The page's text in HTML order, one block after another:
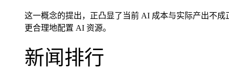
这一概念的提出，正凸显了当前 AI 成本与实际产出不
更合理地配置 AI 资源。
新闻排行